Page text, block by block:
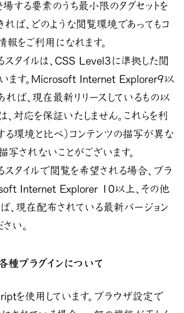
する要素のうち最小限のタグセットを
れば、どのような閲覧環境であってもコ
報をご利用になれます。
スタイルは、CSS Level3に準拠した閲
ます。Microsoft Internet Explorer9以
れば、現在最新リリースしているもの以
、対応を保証いたしません。これらを利
る環境と比べ）コンテンツの描写が異な
写されないことがございます。
スタイルで閲覧を希望される場合、ブラ
Internet Explorer 10以上、その他
、現在配布されている最新バージョン
い。
プラグインについて
を使用しています。ブラウザ設定で